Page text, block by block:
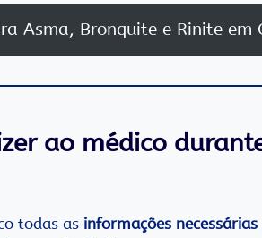
Asma, Bronquite e Rinite em
ao médico
todas as informações necessárias